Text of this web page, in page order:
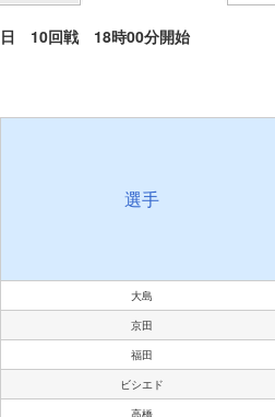
10回戦 18時00分開始
選手
大島
京田
福田
ビシエド
高橋